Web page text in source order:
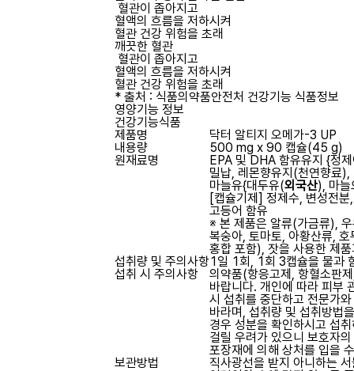
혈관이 좁아지고
혈액의 흐름을 저하시켜
혈관 건강 위험을 초래
깨끗한 혈관
혈관이 좁아지고
혈액의 흐름을 저하시켜
혈관 건강 위험을 초래
* 출처 : 식품의약품안전처 건강기능 식품정보
영양기능 정보
건강기능식품
제품명
닥터 알티지 오메가-3 UP
내용량
500 mg x 90 캡슐(45 g)
원재료명
EPA 및 DHA 함유유지 {정
밀납, 레몬향유지(천연향료
마늘유{대두유(외국산), 마늘
[캡슐기제] 정제수, 변성전
고등어 함유
※ 본 제품은 알류(가금류),
복숭아, 토마토, 아황산류,
홍합 포함), 잣을 사용한 제
섭취량 및 주의사항1일 1회, 1회 3캡슐을 물과
섭취 시 주의사항
의약품(항응고제, 항혈소판
바랍니다. 개인에 따라 피부
시 섭취를 중단하고 전문가
바라며, 섭취량 및 섭취방법
경우 성분을 확인하시고 섭
걸릴 우려가 있으니 보호자
포장재에 의해 상처를 입을
보관방법
직사광선을 받지 아니하는